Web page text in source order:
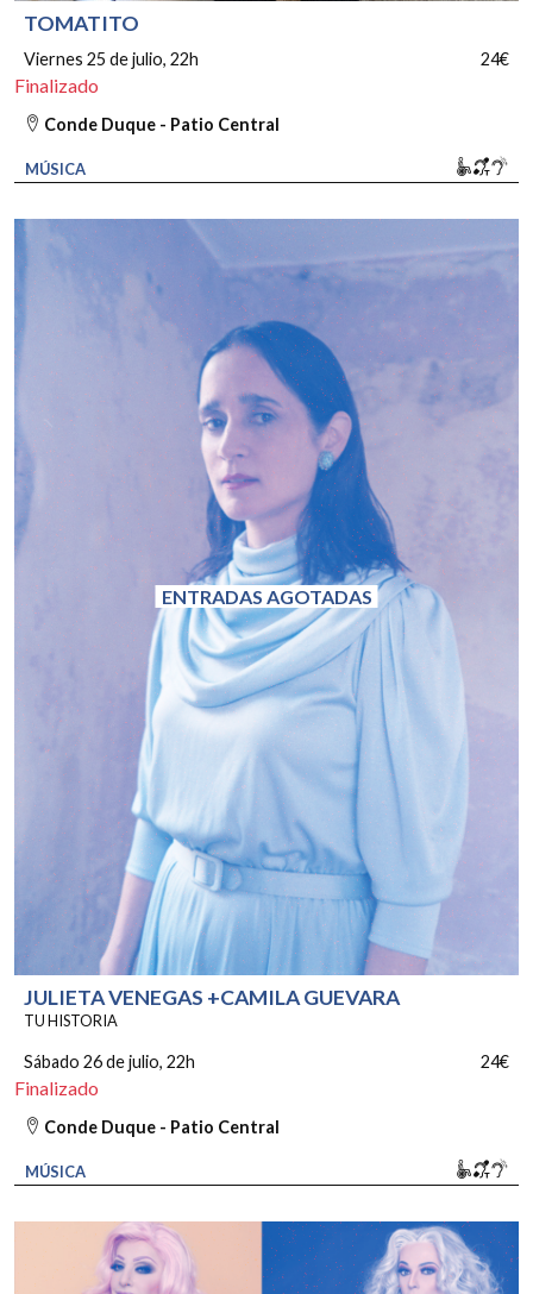
TOMATITO
Viernes 25 de julio, 22h 24€
Finalizado
Conde Duque - Patio Central
MÚSICA
ENTRADAS AGOTADAS
JULIETA VENEGAS +CAMILA GUEVARA
TU HISTORIA
Sábado 26 de julio, 22h 24€
Finalizado
Conde Duque - Patio Central
MÚSICA